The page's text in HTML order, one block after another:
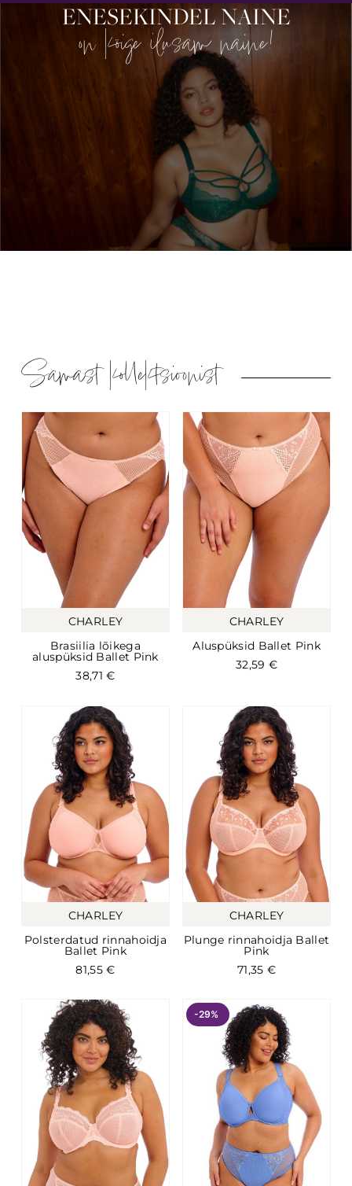
ENESEKINDEL NAINE
on kõige ilusam naine!
Samast kollektsioonist
CHARLEY
Brasiilia lõikega
aluspüksid Ballet Pink
38,71€
CHARLEY
Aluspüksid Ballet Pink
32,59 €
CHARLEY
Polsterdatud rinnahoidja
Ballet Pink
81,55€
CHARLEY
Plunge rinnahoidja Ballet
Pink
71,35 €
-29%